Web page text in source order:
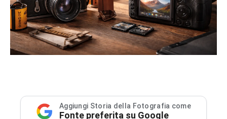
Aggiungi Storia della Fotografia come
Fonte preferita su Google